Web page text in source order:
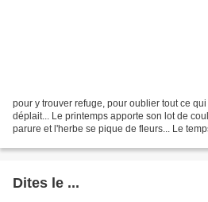
pour y trouver refuge, pour oublier tout ce
déplait... Le printemps apporte son lot de
parure et l'herbe se pique de fleurs... Le
Dites le ...